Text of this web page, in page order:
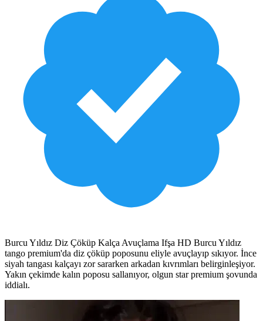
Burcu Yıldız Diz Çöküp Kalça Avuçlama Ifşa HD Burcu Yıldız
tango premium'da diz çöküp poposunu eliyle avuçlayıp sıkıyor. İnce
siyah tangası kalçayı zor sararken arkadan kıvrımları belirginleşiyor.
Yakın çekimde kalın poposu sallanıyor, olgun star premium şovunda
iddialı.